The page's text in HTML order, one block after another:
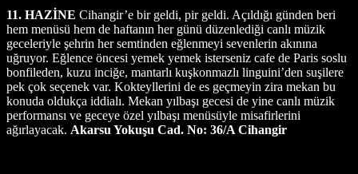
11. HAZİNE Cihangir’e bir geldi, pir geldi. Açıldığı günden beri
hem menüsü hem de haftanın her günü düzenlediği canlı müzik
geceleriyle şehrin her semtinden eğlenmeyi sevenlerin akınına
uğruyor. Eğlence öncesi yemek yemek isterseniz cafe de Paris soslu
bonfileden, kuzu inciğe, mantarlı kuşkonmazlı linguini’den suşilere
pek çok seçenek var. Kokteyllerini de es geçmeyin zira mekan bu
konuda oldukça iddialı. Mekan yılbaşı gecesi de yine canlı müzik
performansı ve geceye özel yılbaşı menüsüyle misafirlerini
ağırlayacak. Akarsu Yokuşu Cad. No: 36/A Cihangir